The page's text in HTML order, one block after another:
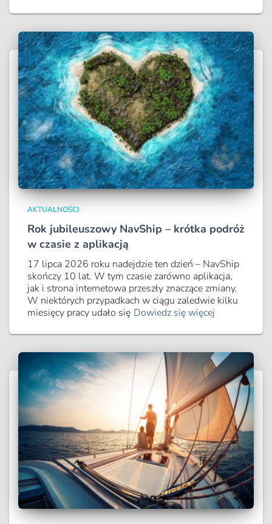
AKTUALNOŚCI
Rok jubileuszowy NavShip – krótka podróż
w czasie z aplikacją
17 lipca 2026 roku nadejdzie ten dzień – NavShip
skończy 10 lat. W tym czasie zarówno aplikacja,
jak i strona internetowa przeszły znaczące zmiany.
W niektórych przypadkach w ciągu zaledwie kilku
miesięcy pracy udało się Dowiedz się więcej